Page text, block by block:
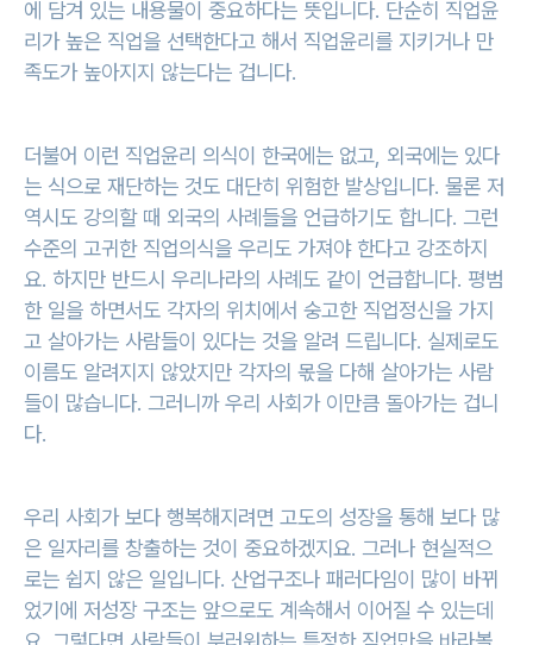
에 담겨 있는 내용물이 중요하다는 뜻입니다. 단순히 직업윤
리가 높은 직업을 선택한다고 해서 직업윤리를 지키거나 만
족도가 높아지지 않는다는 겁니다.
더불어 이런 직업윤리 의식이 한국에는 없고, 외국에는 있다
는 식으로 재단하는 것도 대단히 위험한 발상입니다. 물론 저
역시도 강의할 때 외국의 사례들을 언급하기도 합니다. 그런
수준의 고귀한 직업의식을 우리도 가져야 한다고 강조하지
요. 하지만 반드시 우리나라의 사례도 같이 언급합니다. 평범
한 일을 하면서도 각자의 위치에서 숭고한 직업정신을 가지
고 살아가는 사람들이 있다는 것을 알려 드립니다. 실제로도
이름도 알려지지 않았지만 각자의 몫을 다해 살아가는 사람
들이 많습니다. 그러니까 우리 사회가 이만큼 돌아가는 겁니
다.
우리 사회가 보다 행복해지려면 고도의 성장을 통해 보다 많
은 일자리를 창출하는 것이 중요하겠지요. 그러나 현실적으
로는 쉽지 않은 일입니다. 산업구조나 패러다임이 많이 바뀌
었기에 저성장 구조는 앞으로도 계속해서 이어질 수 있는데